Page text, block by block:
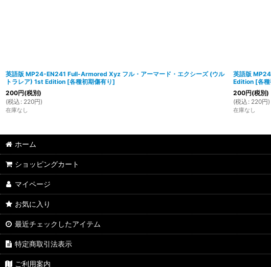
英語版 MP24-EN241 Full-Armored Xyz フル・アーマード・エクシーズ (ウル
トラレア) 1st Edition [各種初期傷有り]
200円(税別)
(税込 : 220円)
在庫なし
英語版
Edition [各種
200円(税別)
(税込 : 220円)
在庫なし
ホーム
ショッピングカート
マイページ
お気に入り
最近チェックしたアイテム
特定商取引法表示
ご利用案内